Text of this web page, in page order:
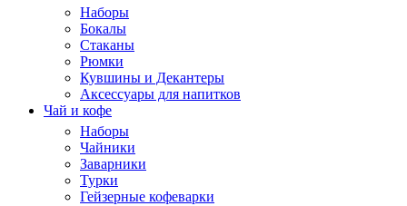
Наборы
Бокалы
Стаканы
Рюмки
Кувшины и Декантеры
Аксессуары для напитков
Чай и кофе
Наборы
Чайники
Заварники
Турки
Гейзерные кофеварки